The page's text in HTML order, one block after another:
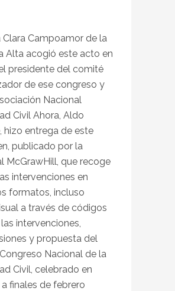
Clara Campoamor de la
Alta acogió este acto en
presidente del comité
de ese congreso y
Nacional
Civil Ahora, Aldo
hizo entrega de este
publicado por la
McGrawHill, que recoge
intervenciones en
formatos, incluso
a través de códigos
intervenciones,
y propuesta del
Nacional de la
Civil, celebrado en
finales de febrero